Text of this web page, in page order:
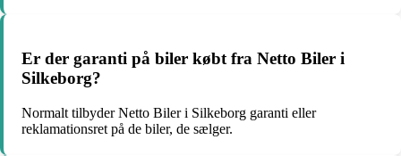
Er der garanti på biler købt fra Netto Biler i
Silkeborg?
Normalt tilbyder Netto Biler i Silkeborg garanti eller
reklamationsret på de biler, de sælger.